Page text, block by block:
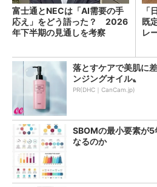
富士通とNECは「AI需要の手
応え」をどう語った？ 2026
年下半期の見通しを考察
「
既
レ
落とすケアで美肌に
ンジングオイル〟
PR(DHC｜CanCam.jp)
SBOMの最小要素が
なるのか